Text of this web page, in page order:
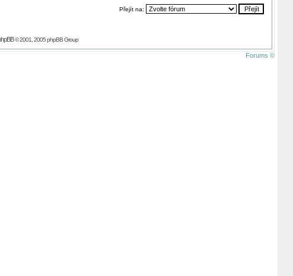
Přejít na:
© 2001, 2005 phpBB Group
Forums ©